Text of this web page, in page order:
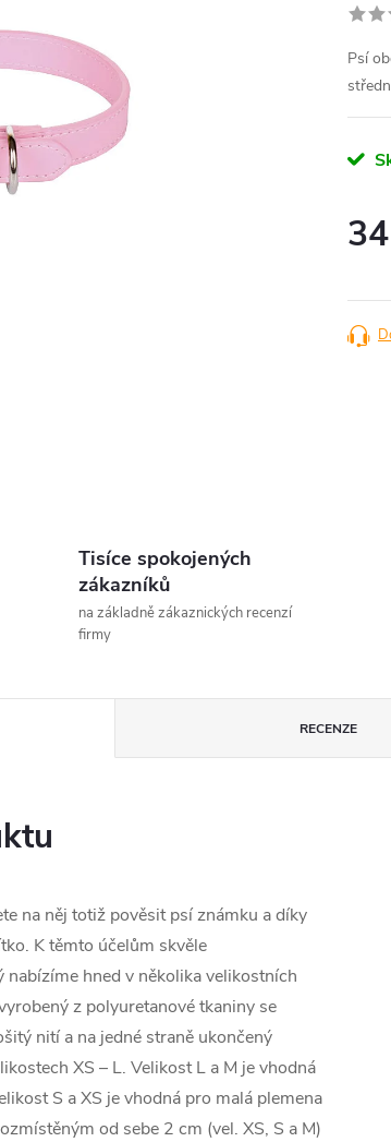
Psí
Tisíce spokojených
zákazníků
na základně zákaznických recenzí
firmy
RECENZE
na něj totiž pověsit psí známku a díky
K těmto účelům skvěle
hned v několika velikostních
z polyuretanové tkaniny se
nití a na jedné straně ukončený
XS – L. Velikost L a M je vhodná
S a XS je vhodná pro malá plemena
od sebe 2 cm (vel. XS, S a M)